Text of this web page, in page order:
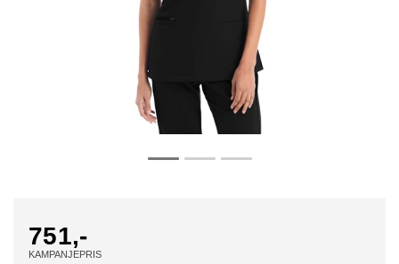
751,-
KAMPANJEPRIS